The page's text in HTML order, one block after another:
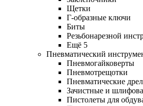
Щетки
Г-образные ключи
Биты
Резьбонарезной
Ещё 5
Пневматический
Пневмогайковерты
Пневмотрещотки
Пневматические
Зачистные и
Пистолеты для